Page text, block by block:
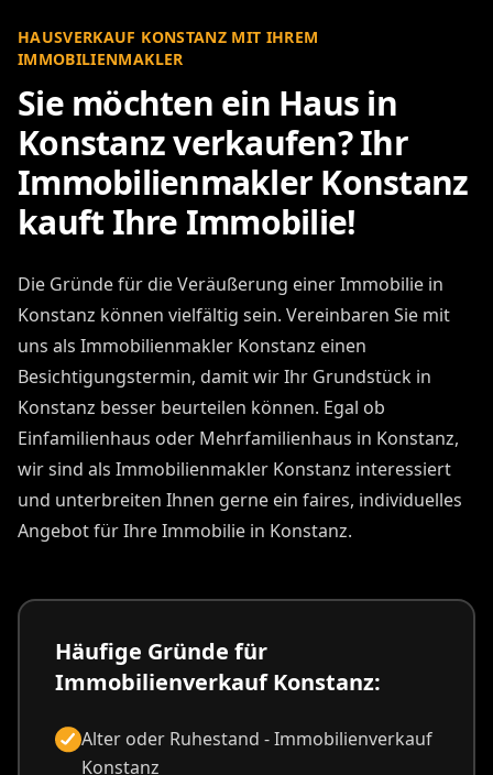
HAUSVERKAUF KONSTANZ MIT IHREM
IMMOBILIENMAKLER
Sie möchten ein Haus in
Konstanz verkaufen? Ihr
Immobilienmakler Konstanz
kauft Ihre Immobilie!
Die Gründe für die Veräußerung einer Immobilie in
Konstanz können vielfältig sein. Vereinbaren Sie mit
uns als Immobilienmakler Konstanz einen
Besichtigungstermin, damit wir Ihr Grundstück in
Konstanz besser beurteilen können. Egal ob
Einfamilienhaus oder Mehrfamilienhaus in Konstanz,
wir sind als Immobilienmakler Konstanz interessiert
und unterbreiten Ihnen gerne ein faires, individuelles
Angebot für Ihre Immobilie in Konstanz.
Häufige Gründe für
Immobilienverkauf Konstanz:
Alter oder Ruhestand - Immobilienverkauf
Konstanz